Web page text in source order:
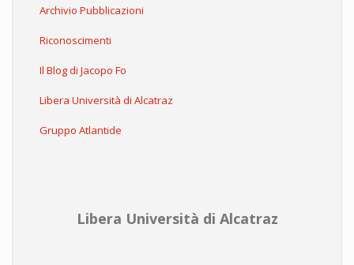
Archivio Pubblicazioni
Riconoscimenti
Il Blog di Jacopo Fo
Libera Università di Alcatraz
Gruppo Atlantide
Libera Università di Alcatraz